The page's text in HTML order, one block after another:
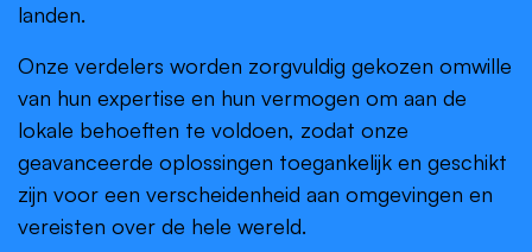
landen.
Onze verdelers worden zorgvuldig gekozen omwille
van hun expertise en hun vermogen om aan de
lokale behoeften te voldoen, zodat onze
geavanceerde oplossingen toegankelijk en geschikt
zijn voor een verscheidenheid aan omgevingen en
vereisten over de hele wereld.